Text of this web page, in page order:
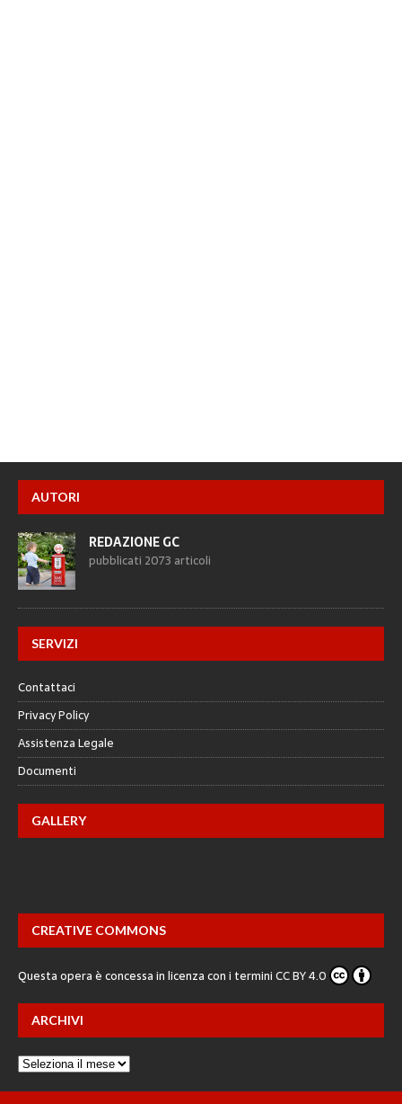
AUTORI
REDAZIONE GC
pubblicati 2073 articoli
SERVIZI
Contattaci
Privacy Policy
Assistenza Legale
Documenti
GALLERY
CREATIVE COMMONS
Questa opera è concessa in licenza con i terminiCC BY 4.0
ARCHIVI